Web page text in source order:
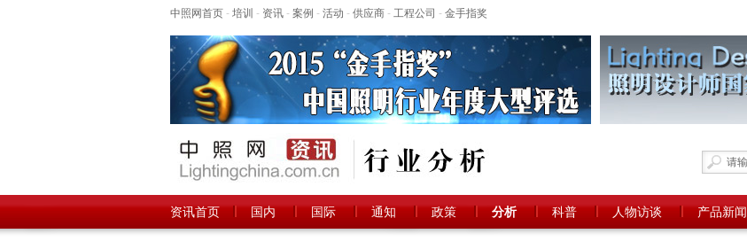
中照网首页 - 培训 - 资讯 - 案例 - 活动 - 供应商 - 工程公司 - 金手指奖
资讯首页 国内 国际 通知 政策 分析 科普 人物访谈 产品新闻